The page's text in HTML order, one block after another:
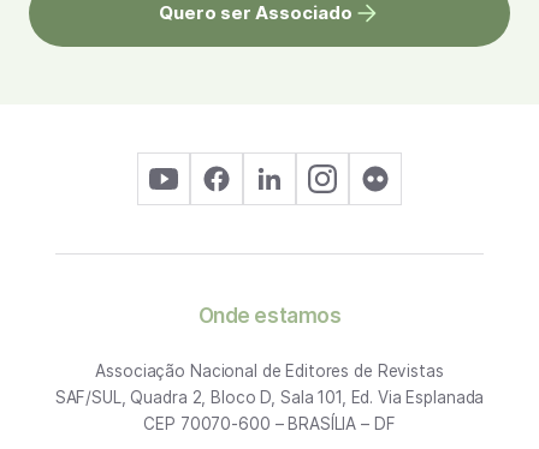
Quero ser Associado
Onde estamos
Associação Nacional de Editores de Revistas
SAF/SUL, Quadra 2, Bloco D, Sala 101, Ed. Via Esplanada
CEP 70070-600 – BRASÍLIA – DF